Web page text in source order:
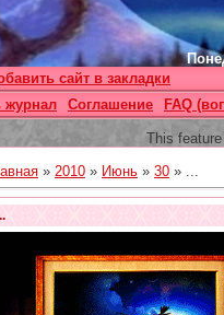
сайт в закладки
журнал Соглашение FAQ
This
» 2010 » Июнь » 30 » ...